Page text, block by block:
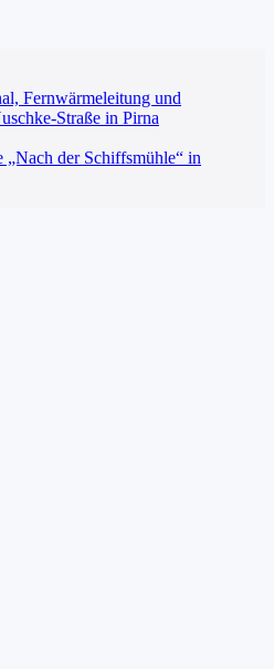
Fernwärmeleitung und
Straße in Pirna
„Nach der Schiffsmühle“ in